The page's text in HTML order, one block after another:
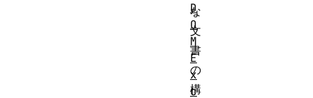
な
文
書
の
構
D
O
M
E
x
c